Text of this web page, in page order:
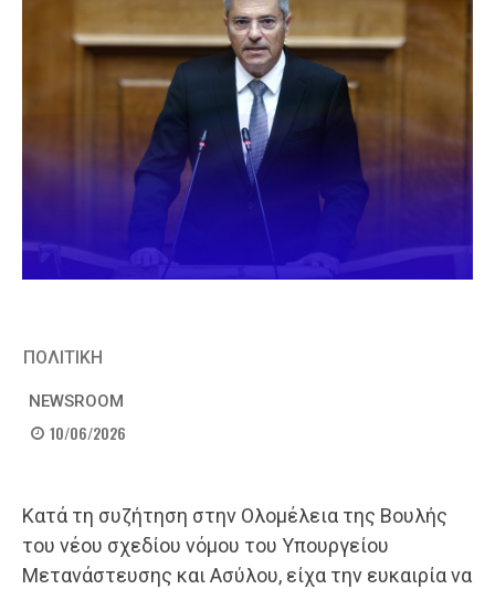
ΠΟΛΙΤΙΚΗ
NEWSROOM
10/06/2026
Κατά τη συζήτηση στην Ολομέλεια της Βουλής
του νέου σχεδίου νόμου του Υπουργείου
Μετανάστευσης και Ασύλου, είχα την ευκαιρία να